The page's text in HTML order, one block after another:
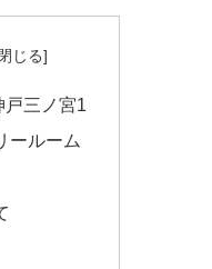
戸三ノ宮1
ールーム